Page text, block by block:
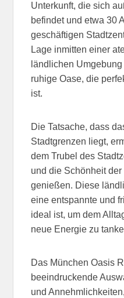
Unterkunft, die sich
befindet und etwa 30
geschäftigen
Lage inmitten einer
ländlichen
ruhige Oase, die
ist.
Die Tatsache, dass
Stadtgrenzen liegt,
dem Trubel des
und die Schönheit
genießen. Diese
eine entspannte und
ideal ist, um dem
neue Energie zu
Das München Oasis
beeindruckende
und